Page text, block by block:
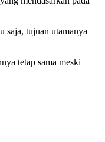
saja, tujuan utamanya
tetap sama meski